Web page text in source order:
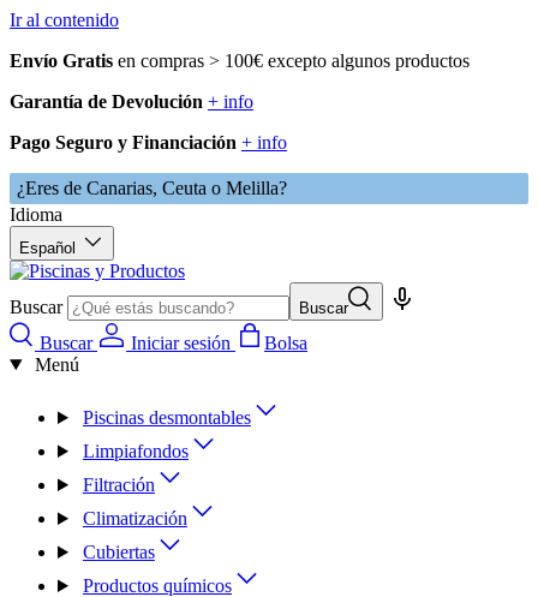
Ir al contenido
Envío Gratis en compras > 100€ excepto algunos productos
Garantía de Devolución + info
Pago Seguro y Financiación + info
¿Eres de Canarias, Ceuta o Melilla?
Idioma
Español
Buscar Buscar
Buscar Iniciar sesión
Bolsa
Menú
Piscinas desmontables
Limpiafondos
Filtración
Climatización
Cubiertas
Productos químicos